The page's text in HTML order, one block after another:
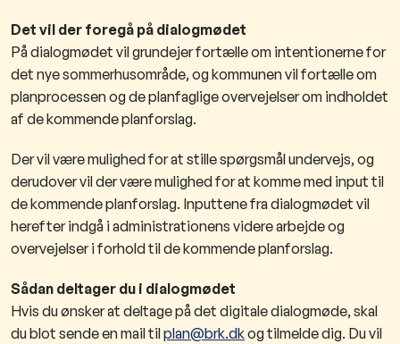
Det vil der foregå på dialogmødet
På dialogmødet vil grundejer fortælle om intentionerne for
det nye sommerhusområde, og kommunen vil fortælle om
planprocessen og de planfaglige overvejelser om indholdet
af de kommende planforslag.
Der vil være mulighed for at stille spørgsmål undervejs, og
derudover vil der være mulighed for at komme med input til
de kommende planforslag. Inputtene fra dialogmødet vil
herefter indgå i administrationens videre arbejde og
overvejelser i forhold til de kommende planforslag.
Sådan deltager du i dialogmødet
Hvis du ønsker at deltage på det digitale dialogmøde, skal
du blot sende en mail tilplan@brk.dk​og tilmelde dig. Du vil